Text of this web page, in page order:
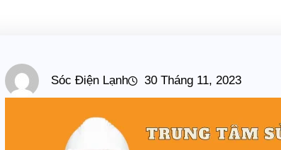
Sóc Điện Lạnh 30 Tháng 11, 2023